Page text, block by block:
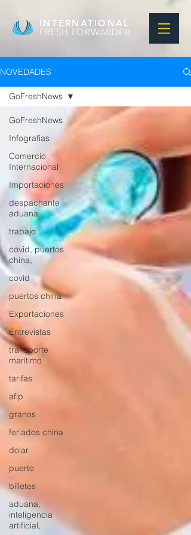
INTERNATIONAL
FRESH FORWARDER
NOVEDADES
GoFreshNews
Infografias
Comercio
Internacional
Importaciones
despachante
aduana
trabajo
covid, puertos
china,
covid
puertos china
Exportaciones
Entrevistas
transporte
marítimo
tarifas
afip
granos
feriados china
dolar
puerto
billetes
aduana,
inteligencia
artificial,
GoFreshNews